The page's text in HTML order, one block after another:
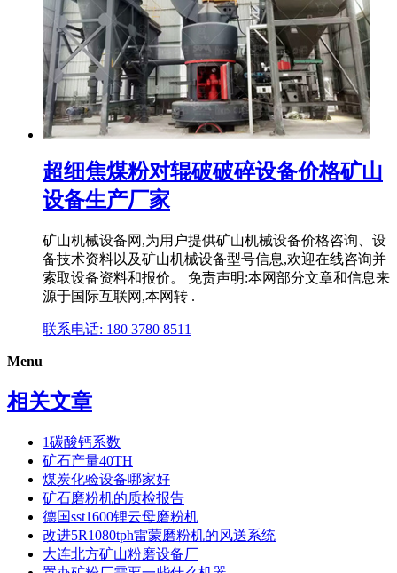
超细焦煤粉对辊破破碎设备价格矿山
设备生产厂家
矿山机械设备网,为用户提供矿山机械设备价格咨询、设
备技术资料以及矿山机械设备型号信息,欢迎在线咨询并
索取设备资料和报价。 免责声明:本网部分文章和信息来
源于国际互联网,本网转 .
联系电话: 180 3780 8511
Menu
相关文章
1碳酸钙系数
矿石产量40TH
煤炭化验设备哪家好
矿石磨粉机的质检报告
德国sst1600锂云母磨粉机
改进5R1080tph雷蒙磨粉机的风送系统
大连北方矿山粉磨设备厂